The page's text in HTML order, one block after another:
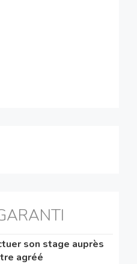
son stage auprès
agréé